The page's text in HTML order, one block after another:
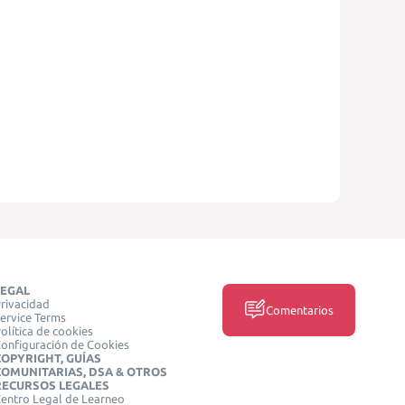
Terms
de cookies
de Cookies
GUÍAS
DSA & OTROS
LEGALES
Legal de Learneo
Comentarios